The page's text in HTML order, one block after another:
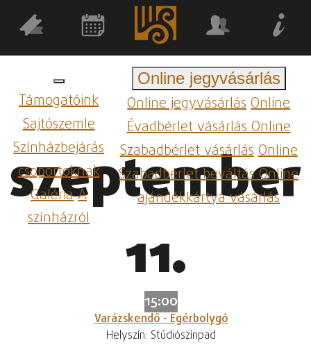
Támogatóink
Sajtószemle
Színházbejárás
csoportoknak
GalériaA
színházról
Online jegyvásárlás
Online jegyvásárlásOnline
Évadbérlet vásárlásOnline
Szabadbérlet vásárlásOnline
Szabadbérlet beváltásOnline
ajándékkártya vásárlás
szeptember
11.
15:00
Varázskendő - Egérbolygó
Helyszín: Stúdiószínpad